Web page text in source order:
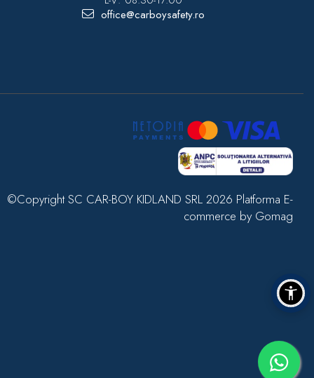
office@carboysafety.ro
©Copyright SC CAR-BOY KIDLAND SRL 2026 Platforma E-
commerce by Gomag